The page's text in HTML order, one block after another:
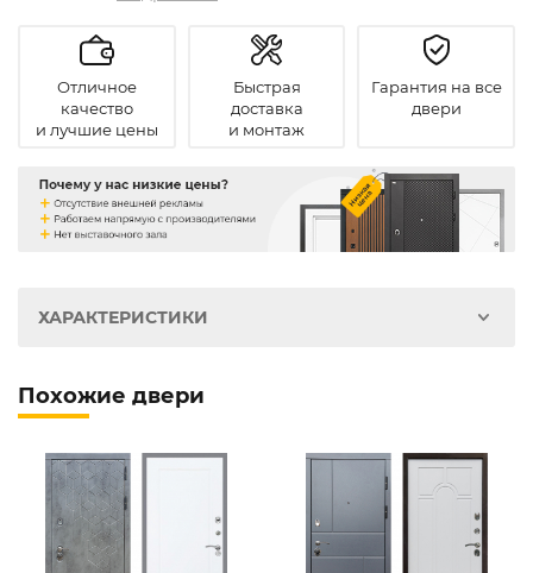
Отличное
качество
и лучшие цены
Быстрая
доставка
и монтаж
Гарантия на все
двери
ХАРАКТЕРИСТИКИ
Похожие двери